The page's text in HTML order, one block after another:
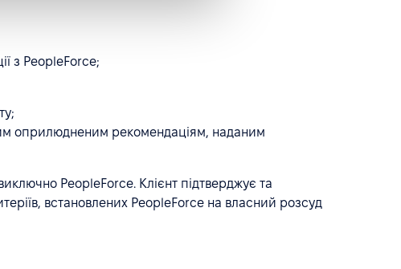
з PeopleForce;
оприлюдненим рекомендаціям, наданим
PeopleForce. Клієнт підтверджує та
встановлених PeopleForce на власний розсуд